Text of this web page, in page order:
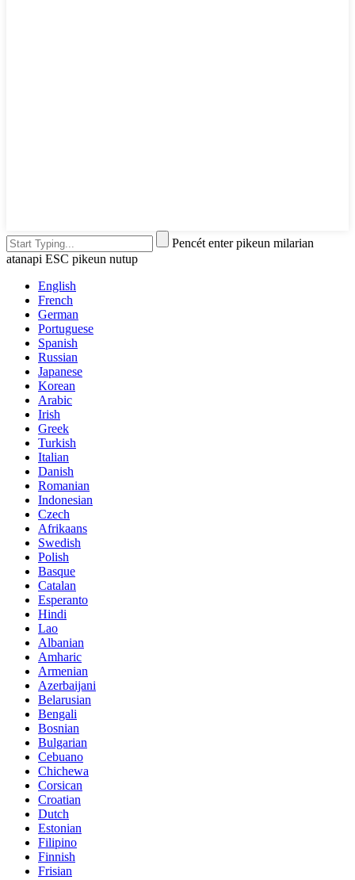
Pencét enter pikeun milarian
atanapi ESC pikeun nutup
English
French
German
Portuguese
Spanish
Russian
Japanese
Korean
Arabic
Irish
Greek
Turkish
Italian
Danish
Romanian
Indonesian
Czech
Afrikaans
Swedish
Polish
Basque
Catalan
Esperanto
Hindi
Lao
Albanian
Amharic
Armenian
Azerbaijani
Belarusian
Bengali
Bosnian
Bulgarian
Cebuano
Chichewa
Corsican
Croatian
Dutch
Estonian
Filipino
Finnish
Frisian